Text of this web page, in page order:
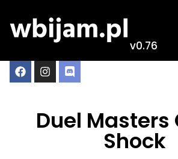
v0.76
Duel Masters
Shock